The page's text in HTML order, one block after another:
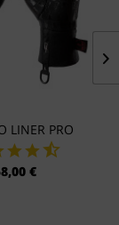
LINER PRO
€